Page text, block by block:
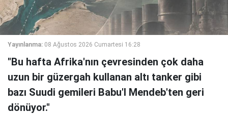
Yayınlanma: 08 Ağustos 2026 Cumartesi 16:28
"Bu hafta Afrika'nın çevresinden çok daha
uzun bir güzergah kullanan altı tanker gibi
bazı Suudi gemileri Babu'l Mendeb'ten geri
dönüyor."